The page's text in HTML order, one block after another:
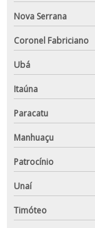
Nova Serrana
Coronel Fabriciano
Ubá
Itaúna
Paracatu
Manhuaçu
Patrocínio
Unaí
Timóteo